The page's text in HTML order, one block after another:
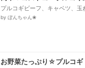
プルコギビーフ、キャベツ、玉
のタレ、ごま油
by ぽんちゃん❀
お野菜たっぷり☆プルコギ